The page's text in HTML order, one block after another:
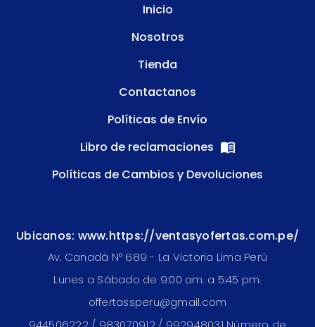
Inicio
Nosotros
Tienda
Contactanos
Políticas de Envío
Libro de reclamaciones
Políticas de Cambios y Devoluciones
Ubicanos: www.https://ventasyofertas.com.pe/
Av. Canadá N° 689 - La Victoria Lima Perú
Lunes a Sábado de 9:00 am. a 5:45 pm.
offertassperu@gmail.com